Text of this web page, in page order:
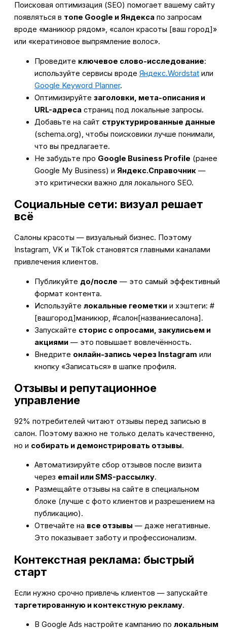
Поисковая оптимизация (SEO) помогает вашему сайту
появляться в топе Google и Яндекса по запросам
вроде «маникюр рядом», «салон красоты [ваш город]»
или «кератиновое выпрямление волос».
Проведите ключевое слово-исследование:
используйте сервисы вроде Яндекс.Wordstat или
Google Keyword Planner.
Оптимизируйте заголовки, мета-описания и
URL-адреса страниц под локальные запросы.
Добавьте на сайт структурированные данные
(schema.org), чтобы поисковики лучше понимали,
что вы предлагаете.
Не забудьте про Google Business Profile (ранее
Google My Business) и Яндекс.Справочник —
это критически важно для локального SEO.
Социальные сети: визуал решает
всё
Салоны красоты — визуальный бизнес. Поэтому
Instagram, VK и TikTok становятся главными каналами
привлечения клиентов.
Публикуйте до/после — это самый эффективный
формат контента.
Используйте локальные геометки и хэштеги: #
[вашгород]маникюр, #салон[названиесалона].
Запускайте сторис с опросами, закулисьем и
акциями — это повышает вовлечённость.
Внедрите онлайн-запись через Instagram или
кнопку «Записаться» в шапке профиля.
Отзывы и репутационное
управление
92% потребителей читают отзывы перед записью в
салон. Поэтому важно не только делать качественно,
но и собирать и демонстрировать отзывы.
Автоматизируйте сбор отзывов после визита
через email или SMS-рассылку.
Размещайте отзывы на сайте в специальном
блоке (лучше с фото клиентов и разрешением на
публикацию).
Отвечайте на все отзывы — даже негативные.
Это показывает заботу и профессионализм.
Контекстная реклама: быстрый
старт
Если нужно срочно привлечь клиентов — запускайте
таргетированную и контекстную рекламу.
В Google Ads настройте кампанию по локальным